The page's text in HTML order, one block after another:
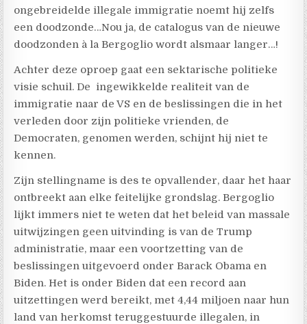
ongebreidelde illegale immigratie noemt hij zelfs
een doodzonde…Nou ja, de catalogus van de nieuwe
doodzonden à la Bergoglio wordt alsmaar langer…!
Achter deze oproep gaat een sektarische politieke
visie schuil. De ingewikkelde realiteit van de
immigratie naar de VS en de beslissingen die in het
verleden door zijn politieke vrienden, de
Democraten, genomen werden, schijnt hij niet te
kennen.
Zijn stellingname is des te opvallender, daar het haar
ontbreekt aan elke feitelijke grondslag. Bergoglio
lijkt immers niet te weten dat het beleid van massale
uitwijzingen geen uitvinding is van de Trump
administratie, maar een voortzetting van de
beslissingen uitgevoerd onder Barack Obama en
Biden. Het is onder Biden dat een record aan
uitzettingen werd bereikt, met 4,44 miljoen naar hun
land van herkomst teruggestuurde illegalen, in